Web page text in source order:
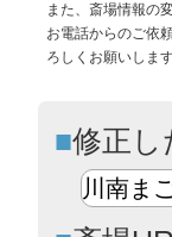
また、斎場情報の
お電話からのご依
ろしくお願いします
修正し